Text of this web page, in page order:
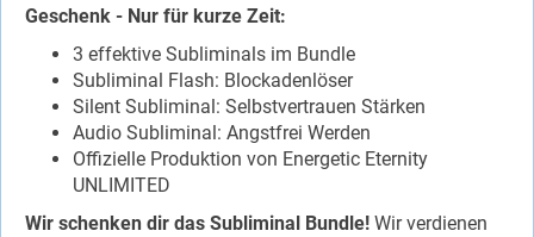
Geschenk - Nur für kurze Zeit:
3 effektive Subliminals im Bundle
Subliminal Flash: Blockadenlöser
Silent Subliminal: Selbstvertrauen Stärken
Audio Subliminal: Angstfrei Werden
Offizielle Produktion von Energetic Eternity
UNLIMITED
Wir schenken dir das Subliminal Bundle! Wir verdienen